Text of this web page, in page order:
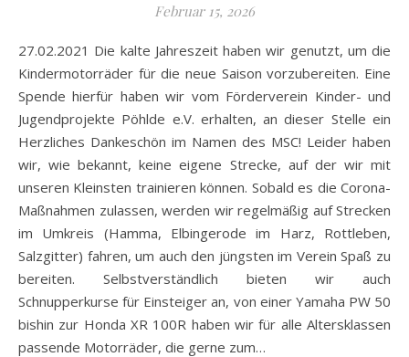
Februar 15, 2026
27.02.2021 Die kalte Jahreszeit haben wir genutzt, um die
Kindermotorräder für die neue Saison vorzubereiten. Eine
Spende hierfür haben wir vom Förderverein Kinder- und
Jugendprojekte Pöhlde e.V. erhalten, an dieser Stelle ein
Herzliches Dankeschön im Namen des MSC! Leider haben
wir, wie bekannt, keine eigene Strecke, auf der wir mit
unseren Kleinsten trainieren können. Sobald es die Corona-
Maßnahmen zulassen, werden wir regelmäßig auf Strecken
im Umkreis (Hamma, Elbingerode im Harz, Rottleben,
Salzgitter) fahren, um auch den jüngsten im Verein Spaß zu
bereiten. Selbstverständlich bieten wir auch
Schnupperkurse für Einsteiger an, von einer Yamaha PW 50
bishin zur Honda XR 100R haben wir für alle Altersklassen
passende Motorräder, die gerne zum…